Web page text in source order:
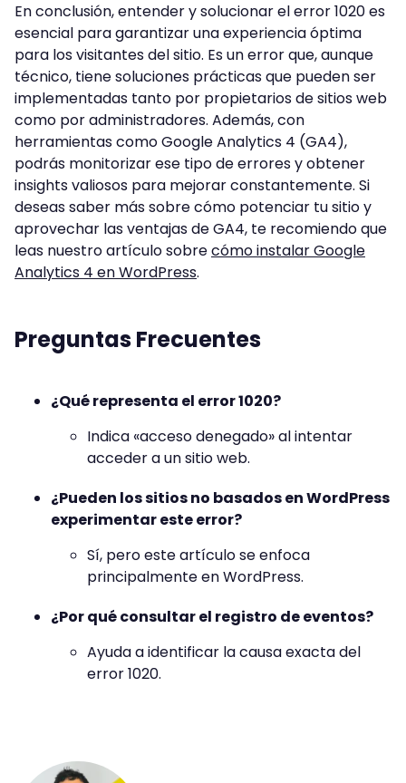
En conclusión, entender y solucionar el error 1020 es
esencial para garantizar una experiencia óptima
para los visitantes del sitio. Es un error que, aunque
técnico, tiene soluciones prácticas que pueden ser
implementadas tanto por propietarios de sitios web
como por administradores. Además, con
herramientas como Google Analytics 4 (GA4),
podrás monitorizar ese tipo de errores y obtener
insights valiosos para mejorar constantemente. Si
deseas saber más sobre cómo potenciar tu sitio y
aprovechar las ventajas de GA4, te recomiendo que
leas nuestro artículo sobrecómo instalar Google
Analytics 4 en WordPress.
Preguntas Frecuentes
¿Qué representa el error 1020?
Indica «acceso denegado» al intentar
acceder a un sitio web.
¿Pueden los sitios no basados en WordPress
experimentar este error?
Sí, pero este artículo se enfoca
principalmente en WordPress.
¿Por qué consultar el registro de eventos?
Ayuda a identificar la causa exacta del
error 1020.